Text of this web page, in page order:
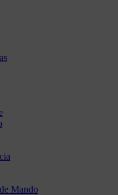
Mando